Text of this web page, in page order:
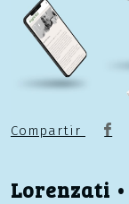
Compartir
Lorenzati